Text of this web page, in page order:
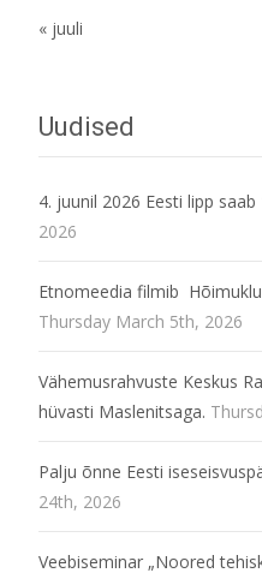
« juuli
Uudised
4. juunil 2026 Eesti lipp
2026
Etnomeedia filmib
Thursday March 5th, 2026
Vähemusrahvuste Keskus
hüvasti Maslenitsaga.
Palju õnne Eesti
24th, 2026
Veebiseminar „Noored